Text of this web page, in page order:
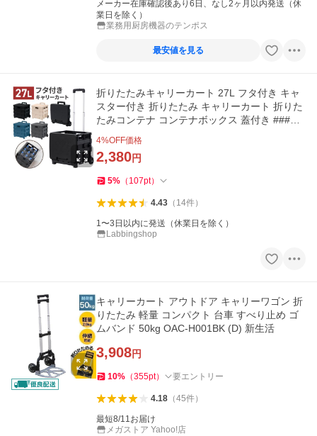
メーカー在庫確認後あり6日、なし2ヶ月以内発送（休
業日を除く）
業務用厨房機器のテンポス
最安値を見る
折りたたみキャリーカート 27L フタ付き キャ
スター付き 折りたたみ キャリーカート 折りた
たみコンテナ コンテナボックス 蓋付き ###蓋
4%OFF価格
2,380円
5% （ 107pt）
4.43（ 14件）
1〜3日以内に発送（休業日を除く）
Labbingshop
キャリーカート アウトドア キャリーワゴン 折
りたたみ 軽量 コンパクト 台車 すべり止め ゴ
ムバンド 50kg OAC-H001BK (D) 新生活
3,908円
10% （355pt） 要エントリー
4.18（45件）
最短8/11お届け
メガストア Yahoo!店